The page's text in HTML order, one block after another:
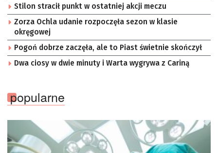
Stilon stracił punkt w ostatniej akcji meczu
Zorza Ochla udanie rozpoczęła sezon w klasie
okręgowej
Pogoń dobrze zaczęła, ale to Piast świetnie skończył
Dwa ciosy w dwie minuty i Warta wygrywa z Cariną
popularne